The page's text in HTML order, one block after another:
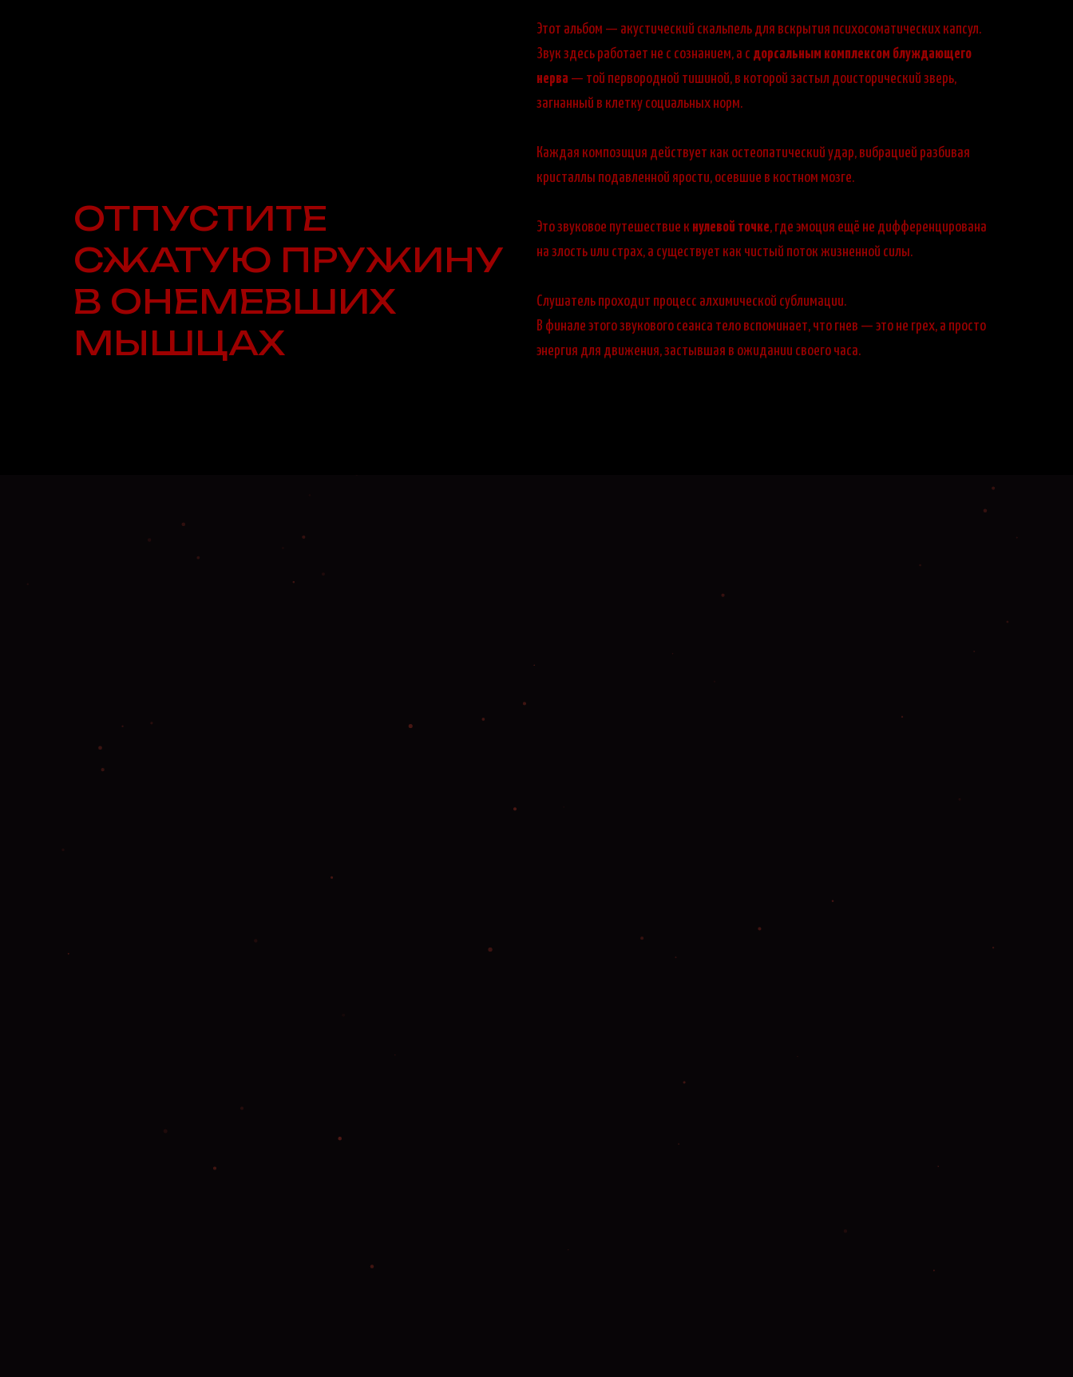
ОТПУСТИТЕ
СЖАТУЮ ПРУЖИНУ
В ОНЕМЕВШИХ
МЫШЦАХ
Этот альбом — акустический скальпель для вскрытия психосоматических капсул.
Звук здесь работает не с сознанием, а с дорсальным комплексом блуждающего
нерва — той первородной тишиной, в которой застыл доисторический зверь,
загнанный в клетку социальных норм.
Каждая композиция действует как остеопатический удар, вибрацией разбивая
кристаллы подавленной ярости, осевшие в костном мозге.
Это звуковое путешествие к нулевой точке, где эмоция ещё не дифференцирована
на злость или страх, а существует как чистый поток жизненной силы.
Слушатель проходит процесс алхимической сублимации.
В финале этого звукового сеанса тело вспоминает, что гнев — это не грех, а просто
энергия для движения, застывшая в ожидании своего часа.